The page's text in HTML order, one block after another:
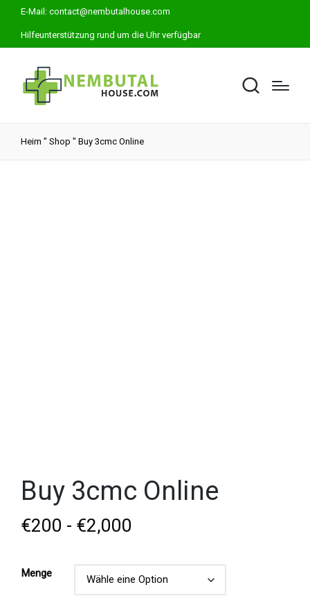
E-Mail: contact@nembutalhouse.com
Hilfeunterstützung rund um die Uhr verfügbar
Heim " Shop " Buy 3cmc Online
Buy 3cmc Online
€200 - €2,000
Menge